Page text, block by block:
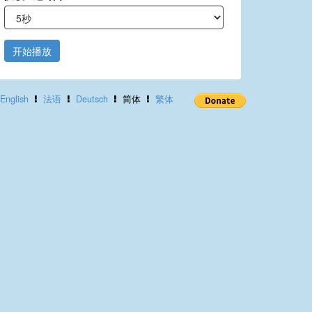
开始播放
English 法语 Deutsch 简体 繁体